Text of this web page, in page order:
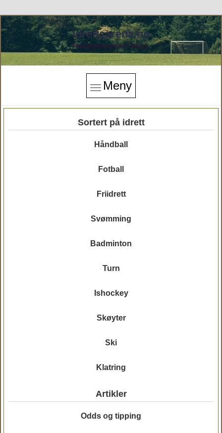
Idrettsarena.no
Finn idrettsarenaer i Norge.
Meny
Sortert på idrett
Håndball
Fotball
Friidrett
Svømming
Badminton
Turn
Ishockey
Skøyter
Ski
Klatring
Artikler
Odds og tipping